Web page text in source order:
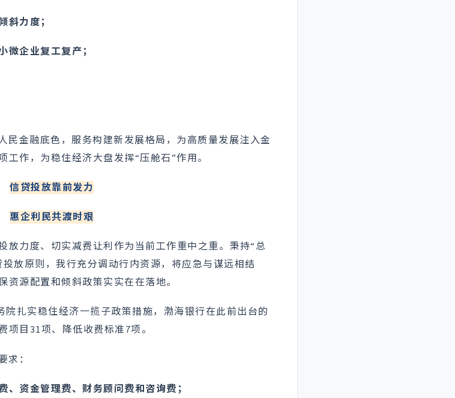
斜力度；
微企业复工复产；
民金融底色，服务构建新发展格局，为高质量发展注入金
作，为稳住经济大盘发挥“压舱石”作用。
信贷投放靠前发力
惠企利民共渡时艰
放力度、切实减费让利作为当前工作重中之重。秉持“总
放原则，我行充分调动行内资源，将应急与谋远相结
源配置和倾斜政策实实在在落地。
院扎实稳住经济一揽子政策措施，渤海银行在此前出台的
目31项、降低收费标准7项。
求：
资金管理费、财务顾问费和咨询费；